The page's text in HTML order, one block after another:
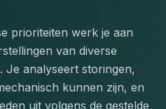
prioriteiten werk je aan
van diverse
Je analyseert storingen,
kunnen zijn, en
uit volgens de gestelde